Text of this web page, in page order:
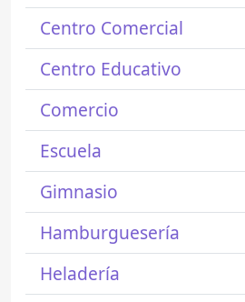
Centro Comercial
Centro Educativo
Comercio
Escuela
Gimnasio
Hamburguesería
Heladería